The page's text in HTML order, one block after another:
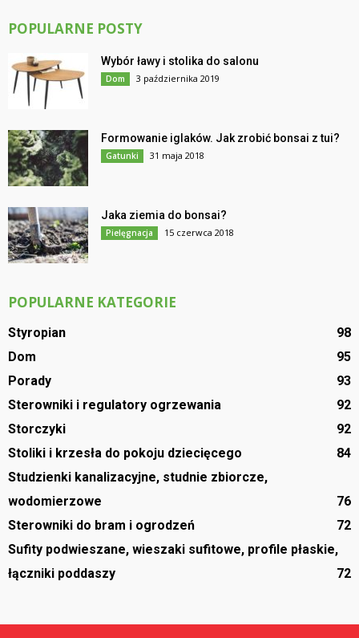
POPULARNE POSTY
Wybór ławy i stolika do salonu
Dom 3 października 2019
Formowanie iglaków. Jak zrobić bonsai z tui?
Gatunki 31 maja 2018
Jaka ziemia do bonsai?
Pielęgnacja 15 czerwca 2018
POPULARNE KATEGORIE
Styropian
98
Dom
95
Porady
93
Sterowniki i regulatory ogrzewania
92
Storczyki
92
Stoliki i krzesła do pokoju dziecięcego
84
Studzienki kanalizacyjne, studnie zbiorcze,
wodomierzowe
76
Sterowniki do bram i ogrodzeń
72
Sufity podwieszane, wieszaki sufitowe, profile płaskie,
łączniki poddaszy
72